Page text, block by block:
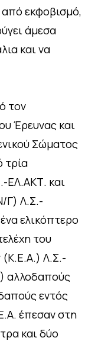
εκφοβισμό,
άμεσα
και να
τον
Έρευνας και
Σώματος
τρία
ΕΛ.ΑΚΤ. και
Γ) Λ.Σ.-
ελικόπτερο
του
(Κ.Ε.Α.) Λ.Σ.-
αλλοδαπούς
εντός
έπεσαν στη
και δύο